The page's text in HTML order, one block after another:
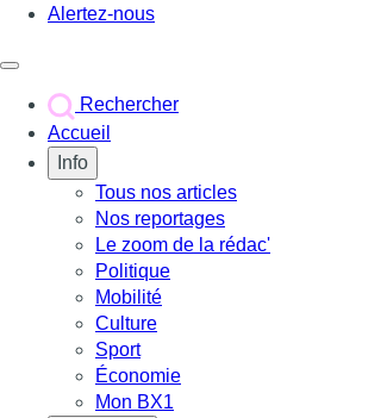
Alertez-nous
Rechercher
Accueil
Info
Tous nos articles
Nos reportages
Le zoom de la rédac'
Politique
Mobilité
Culture
Sport
Économie
Mon BX1